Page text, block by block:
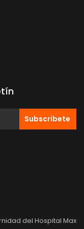
Subscribete
del Hospital Max